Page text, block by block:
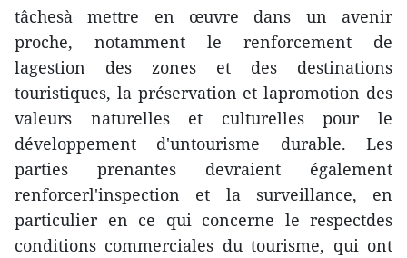
tâchesà mettre en œuvre dans un avenir
proche, notamment le renforcement de
lagestion des zones et des destinations
touristiques, la préservation et lapromotion des
valeurs naturelles et culturelles pour le
développement d'untourisme durable. Les
parties prenantes devraient également
renforcerl'inspection et la surveillance, en
particulier en ce qui concerne le respectdes
conditions commerciales du tourisme, qui ont